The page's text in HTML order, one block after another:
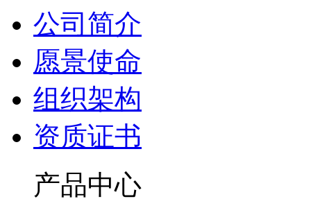
公司简介
愿景使命
组织架构
资质证书
产品中心